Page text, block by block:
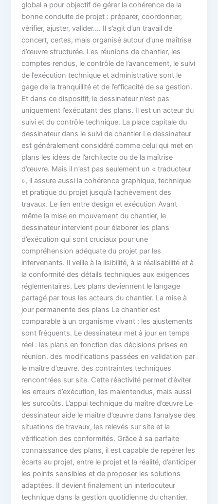
global a pour objectif de gérer la cohérence de la
bonne conduite de projet : préparer, coordonner,
vérifier, ajuster, valider…. Il s’agit d’un travail de
concert, certes, mais organisé autour d’une maîtrise
d’œuvre structurée. Les réunions de chantier, les
comptes rendus, le contrôle de l’avancement, le suivi
de l’exécution technique et administrative sont le
gage de la tranquillité et de l’efficacité de sa gestion.
Et dans ce dispositif, le dessinateur n’est pas
uniquement l’exécutant des plans. Il est un acteur du
suivi et du contrôle technique. La place capitale du
dessinateur dans le suivi de chantier Le dessinateur
est généralement considéré comme celui qui met en
plans les idées de l’architecte ou de la maîtrise
d’œuvre. Mais il n’est pas seulement un « traducteur
», il assure aussi la cohérence graphique, technique
et pratique du projet jusqu’à l’achèvement des
travaux. Le lien entre design et exécution Avant
même la mise en mouvement du chantier, le
dessinateur intervient pour élaborer les plans
d’exécution qui sont cruciaux pour une
compréhension adéquate du projet par les
intervenants. Il veille à la lisibilité, à la réalisabilité et à
la conformité des détails techniques aux exigences
réglementaires. Les plans deviennent le langage
partagé par tous les acteurs du chantier. La mise à
jour permanente des plans Le chantier est
comparable à un organisme vivant : les ajustements
sont fréquents. Le dessinateur met à jour en temps
réel : les plans en fonction des décisions prises en
réunion. des modifications passées en validation par
le maître d’œuvre. des contraintes techniques
rencontrées sur site. Cette réactivité permet d’éviter
les erreurs d’exécution, les malentendus, mais aussi
les surcoûts. L’appui technique du maître d’œuvre Le
dessinateur aide le maître d’œuvre dans l’analyse des
situations de travaux, les relevés sur site et la
vérification des conformités. Grâce à sa parfaite
connaissance des plans, il est capable de repérer les
écarts au projet, entre le projet et la réalité, d’anticiper
les points sensibles et de proposer les solutions
adaptées. Il devient finalement un interlocuteur
technique dans la gestion quotidienne du chantier.